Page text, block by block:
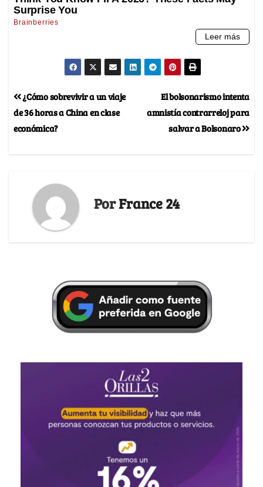
El bolsonarismo intenta
amnistía contrarreloj para
salvar a Bolsonaro
¿Cómo sobrevivir a un viaje
de 36 horas a China en clase
económica?
PorFrance 24